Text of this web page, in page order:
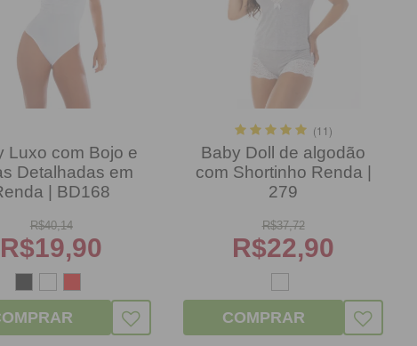
Luxo com Bojo e
Detalhadas em
| BD168
R$40,14
R$19,90
(11)
Baby Doll de algodão
com Shortinho Renda |
279
R$37,72
R$22,90
COMPRAR